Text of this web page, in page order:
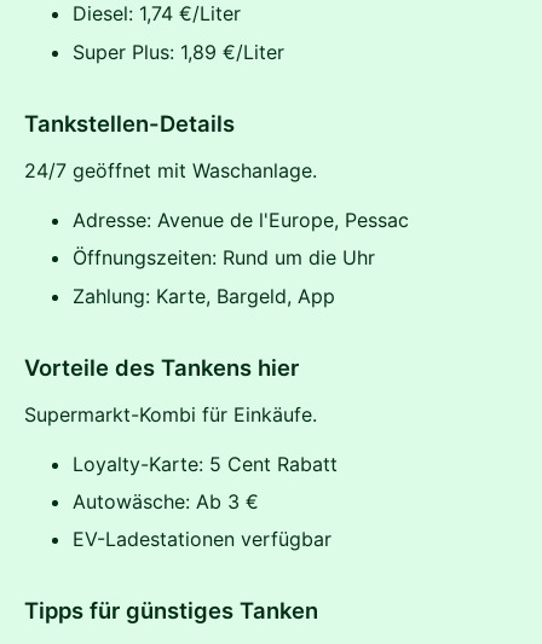
Diesel: 1,74 €/Liter
Super Plus: 1,89 €/Liter
Tankstellen-Details
24/7 geöffnet mit Waschanlage.
Adresse: Avenue de l'Europe, Pessac
Öffnungszeiten: Rund um die Uhr
Zahlung: Karte, Bargeld, App
Vorteile des Tankens hier
Supermarkt-Kombi für Einkäufe.
Loyalty-Karte: 5 Cent Rabatt
Autowäsche: Ab 3 €
EV-Ladestationen verfügbar
Tipps für günstiges Tanken